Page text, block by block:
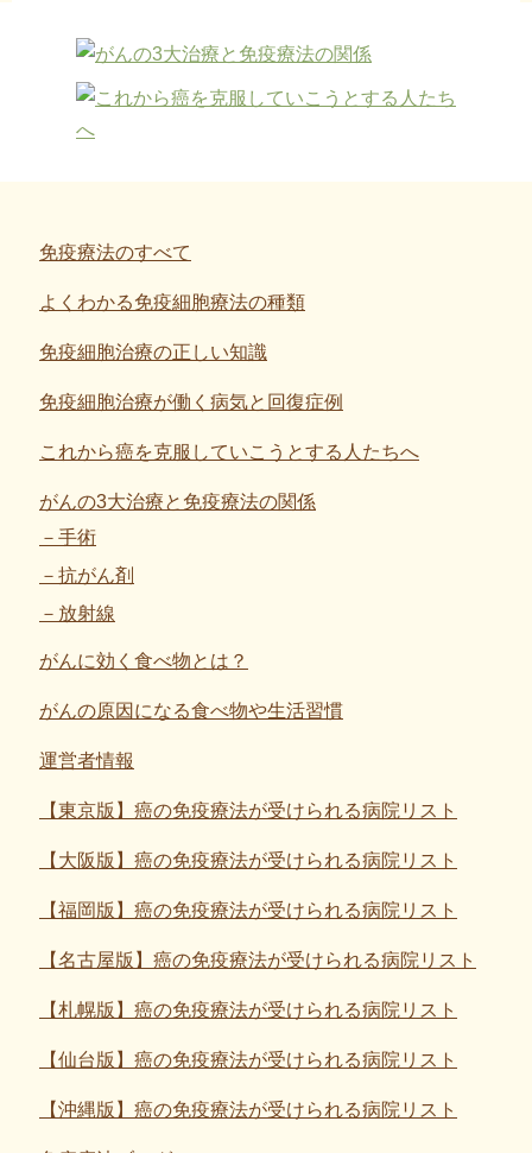
免疫療法のすべて
よくわかる免疫細胞療法の種類
免疫細胞治療の正しい知識
免疫細胞治療が働く病気と回復症例
これから癌を克服していこうとする人たちへ
がんの3大治療と免疫療法の関係
手術
抗がん剤
放射線
がんに効く食べ物とは？
がんの原因になる食べ物や生活習慣
運営者情報
【東京版】癌の免疫療法が受けられる病院リスト
【大阪版】癌の免疫療法が受けられる病院リスト
【福岡版】癌の免疫療法が受けられる病院リスト
【名古屋版】癌の免疫療法が受けられる病院リスト
【札幌版】癌の免疫療法が受けられる病院リスト
【仙台版】癌の免疫療法が受けられる病院リスト
【沖縄版】癌の免疫療法が受けられる病院リスト